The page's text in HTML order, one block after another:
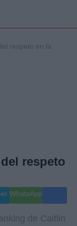
respeto en la
respeto
WhatsApp
de Caitlin